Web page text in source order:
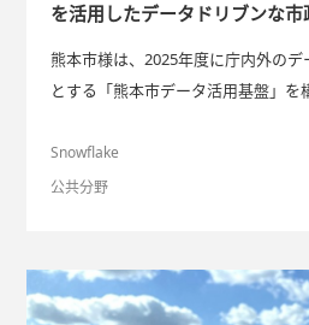
を活用したデータドリブンな
熊本市様は、2025年度に庁内外の
とする「熊本市データ活用基盤」を
Snowflake
公共分野